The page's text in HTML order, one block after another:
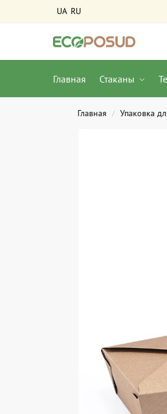
UA RU
Главная Стаканы
Главная / Упаковка